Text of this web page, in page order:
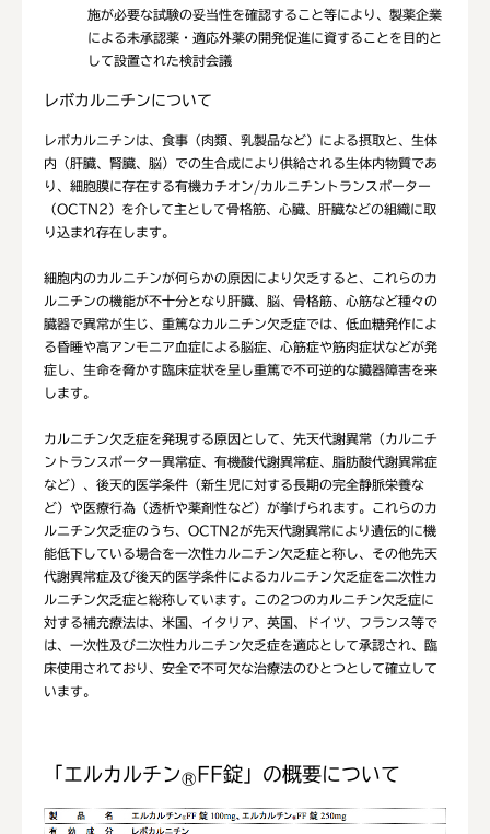
施が必要な試験の妥当性を確認すること等により、製薬企業
による未承認薬・適応外薬の開発促進に資することを目的と
して設置された検討会議
レボカルニチンについて
レボカルニチンは、食事（肉類、乳製品など）による摂取と、生体
内（肝臓、腎臓、脳）での生合成により供給される生体内物質であ
り、細胞膜に存在する有機カチオン/カルニチントランスポーター
（OCTN2）を介して主として骨格筋、心臓、肝臓などの組織に取
り込まれ存在します。
細胞内のカルニチンが何らかの原因により欠乏すると、これらのカ
ルニチンの機能が不十分となり肝臓、脳、骨格筋、心筋など種々の
臓器で異常が生じ、重篤なカルニチン欠乏症では、低血糖発作によ
る昏睡や高アンモニア血症による脳症、心筋症や筋肉症状などが発
症し、生命を脅かす臨床症状を呈し重篤で不可逆的な臓器障害を来
します。
カルニチン欠乏症を発現する原因として、先天代謝異常（カルニチ
ントランスポーター異常症、有機酸代謝異常症、脂肪酸代謝異常症
など）、後天的医学条件（新生児に対する長期の完全静脈栄養な
ど）や医療行為（透析や薬剤性など）が挙げられます。これらのカ
ルニチン欠乏症のうち、OCTN2が先天代謝異常により遺伝的に機
能低下している場合を一次性カルニチン欠乏症と称し、その他先天
代謝異常症及び後天的医学条件によるカルニチン欠乏症を二次性カ
ルニチン欠乏症と総称しています。この2つのカルニチン欠乏症に
対する補充療法は、米国、イタリア、英国、ドイツ、フランス等で
は、一次性及び二次性カルニチン欠乏症を適応として承認され、臨
床使用されており、安全で不可欠な治療法のひとつとして確立して
います。
「エルカルチン® FF錠」の概要について